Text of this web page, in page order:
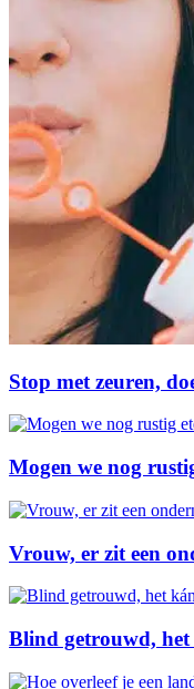
Stop met zeuren,
Mogen we nog
Vrouw, er zit een
Blind getrouwd,